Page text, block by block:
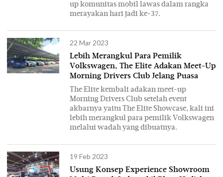
up komunitas mobil lawas dalam rangka
merayakan hari jadi ke-37.
22 Mar 2023
Lebih Merangkul Para Pemilik
Volkswagen, The Elite Adakan Meet-Up
Morning Drivers Club Jelang Puasa
The Elite kembali adakan meet-up
Morning Drivers Club setelah event
akbarnya yaitu The Elite Showcase, kali ini
lebih merangkul para pemilik Volkswagen
melalui wadah yang dibuatnya.
19 Feb 2023
Usung Konsep Experience Showroom